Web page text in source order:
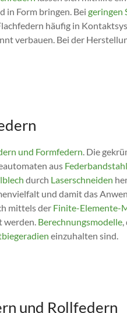
in Form bringen. Bei geringen
häufig in
verbauen. Bei der
und Formfedern. Die
aus Federbandstahl
durch Laserschneiden
und damit das
mittels der Finite-Elemente-
werden. Berechnungsmodelle
einzuhalten sind.
und Rollfedern